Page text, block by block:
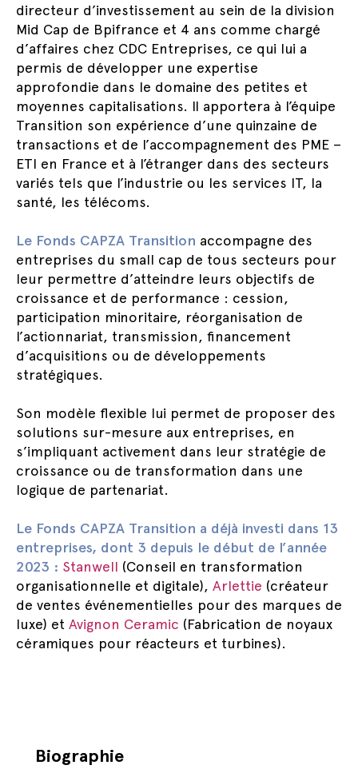
directeur d’investissement au sein de la division
Mid Cap de Bpifrance et 4 ans comme chargé
d’affaires chez CDC Entreprises, ce qui lui a
permis de développer une expertise
approfondie dans le domaine des petites et
moyennes capitalisations. Il apportera à l’équipe
Transition son expérience d’une quinzaine de
transactions et de l’accompagnement des PME –
ETI en France et à l’étranger dans des secteurs
variés tels que l’industrie ou les services IT, la
santé, les télécoms.
Le Fonds CAPZA Transition accompagne des
entreprises du small cap de tous secteurs pour
leur permettre d’atteindre leurs objectifs de
croissance et de performance : cession,
participation minoritaire, réorganisation de
l’actionnariat, transmission, financement
d’acquisitions ou de développements
stratégiques.
Son modèle flexible lui permet de proposer des
solutions sur-mesure aux entreprises, en
s’impliquant activement dans leur stratégie de
croissance ou de transformation dans une
logique de partenariat.
Le Fonds CAPZA Transition a déjà investi dans 13
entreprises, dont 3 depuis le début de l’année
2023 : Stanwell (Conseil en transformation
organisationnelle et digitale), Arlettie (créateur
de ventes événementielles pour des marques de
luxe) et Avignon Ceramic (Fabrication de noyaux
céramiques pour réacteurs et turbines).
Biographie